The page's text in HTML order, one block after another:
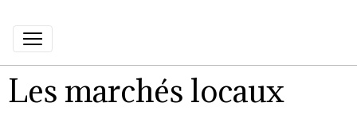
Les marchés locaux